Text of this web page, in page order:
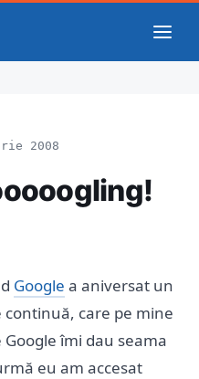
2008
Google a aniversat un
care pe mine
îmi dau seama
eu am accesat